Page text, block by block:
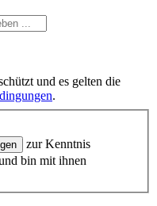
und es gelten die
.
zur Kenntnis
bin mit ihnen